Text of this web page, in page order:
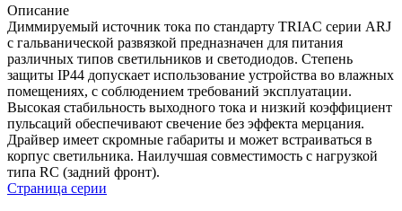
Описание
Диммируемый источник тока по стандарту TRIAC серии ARJ
с гальванической развязкой предназначен для питания
различных типов светильников и светодиодов. Степень
защиты IP44 допускает использование устройства во влажных
помещениях, с соблюдением требований эксплуатации.
Высокая стабильность выходного тока и низкий коэффициент
пульсаций обеспечивают свечение без эффекта мерцания.
Драйвер имеет скромные габариты и может встраиваться в
корпус светильника. Наилучшая совместимость с нагрузкой
типа RC (задний фронт).
Страница серии